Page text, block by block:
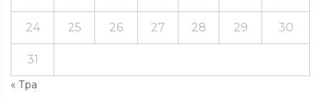
« Тра
24 25 26 27 28 29 30
31